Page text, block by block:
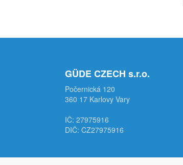
GÜDE CZECH s.r.o.
Počernická 120
360 17 Karlovy Vary
IČ: 27975916
DIČ: CZ27975916